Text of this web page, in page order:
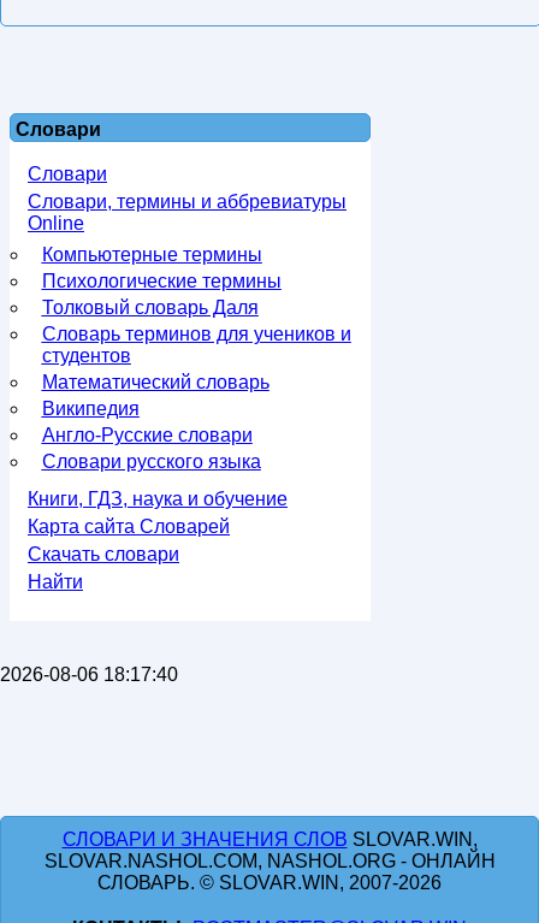
Словари
Словари
Словари, термины и аббревиатуры
Online
Компьютерные термины
Психологические термины
Толковый словарь Даля
Словарь терминов для учеников и
студентов
Математический словарь
Википедия
Англо-Русские словари
Словари русского языка
Книги, ГДЗ, наука и обучение
Карта сайта Словарей
Скачать словари
Найти
2026-08-06 18:17:40
СЛОВАРИ И ЗНАЧЕНИЯ СЛОВ SLOVAR.WIN,
SLOVAR.NASHOL.COM, NASHOL.ORG - ОНЛАЙН
СЛОВАРЬ. © SLOVAR.WIN, 2007-2026